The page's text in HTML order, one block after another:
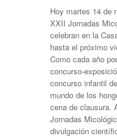
Hoy martes 14 de
XXII Jornadas
celebran en la
hasta el próximo
Como cada año
concurso-
concurso infantil
mundo de los
cena de clausura.
Jornadas
divulgación